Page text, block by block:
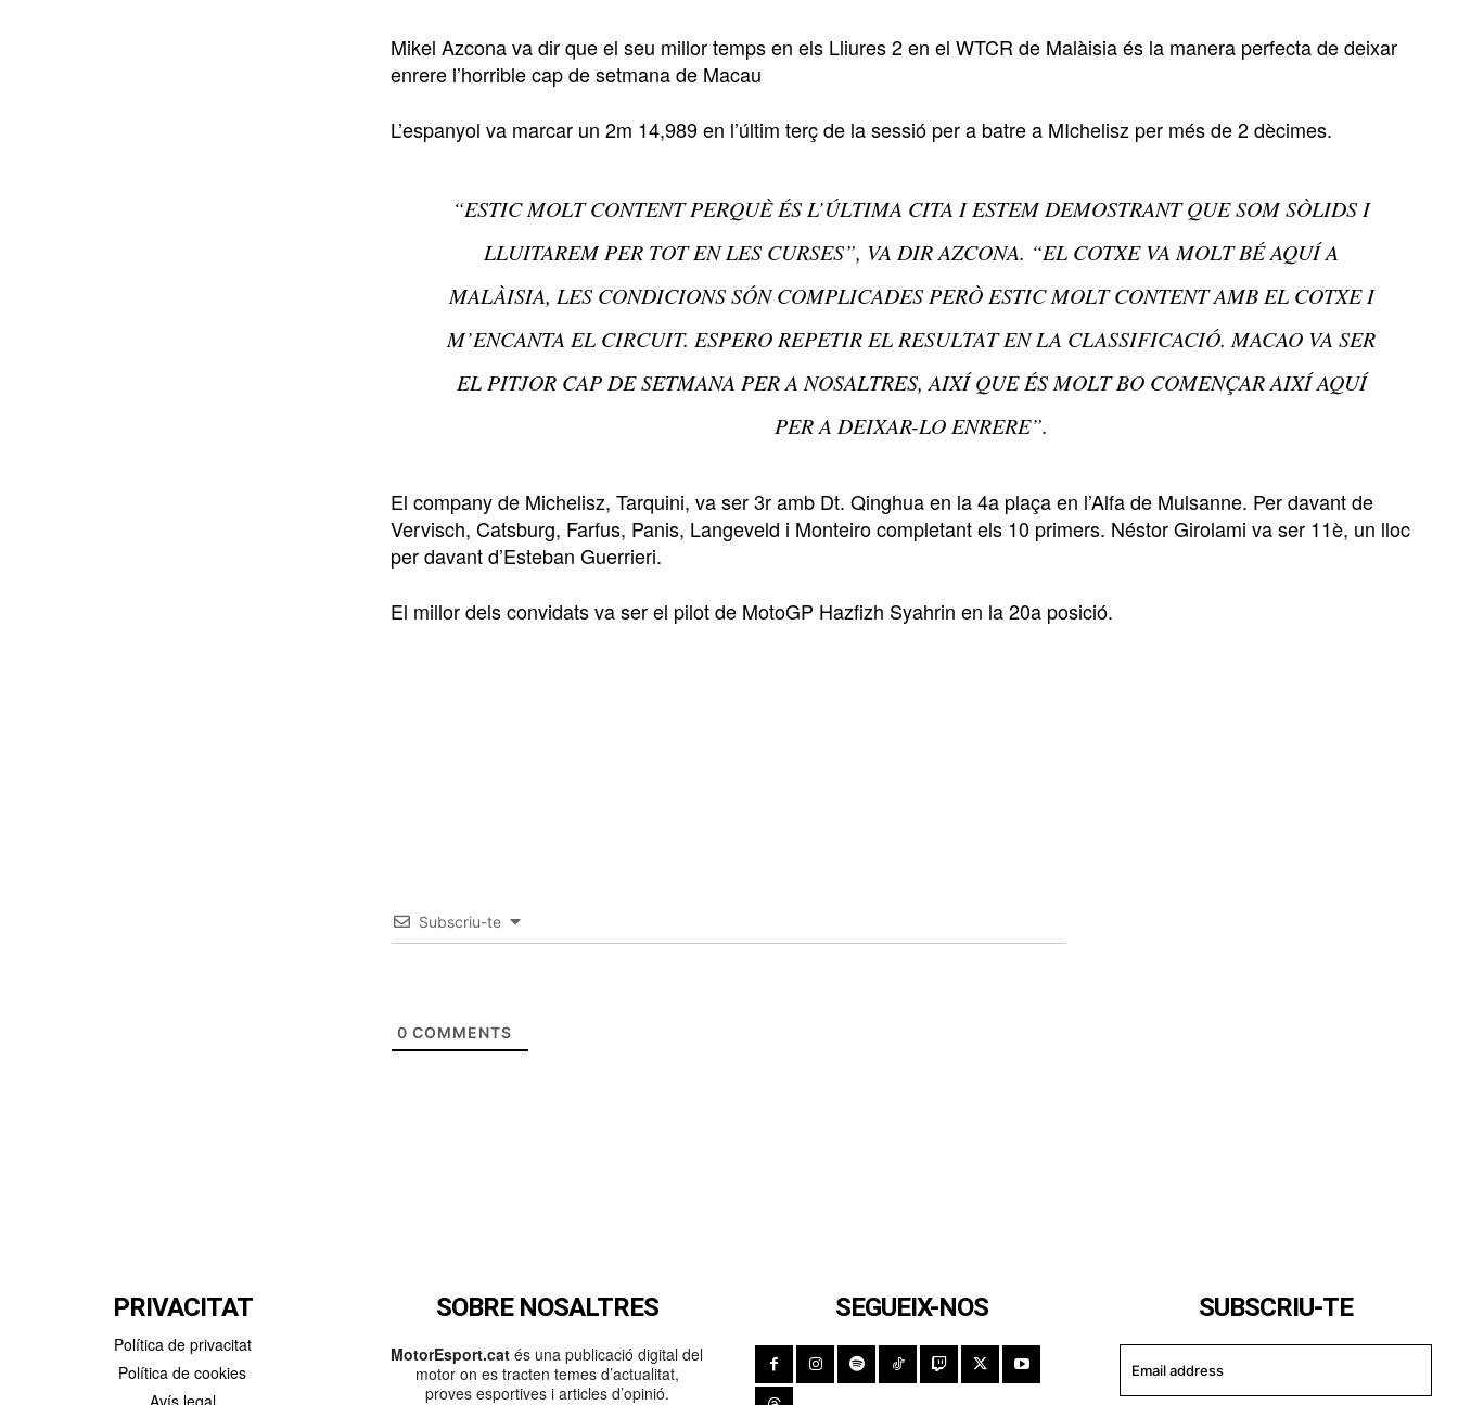
Mikel Azcona va dir que el seu millor temps en els Lliures 2 en el WTCR de Malàisia és la manera perfecta de deixar
enrere l’horrible cap de setmana de Macau
L’espanyol va marcar un 2m 14,989 en l’últim terç de la sessió per a batre a MIchelisz per més de 2 dècimes.
“ESTIC MOLT CONTENT PERQUÈ ÉS L’ÚLTIMA CITA I ESTEM DEMOSTRANT QUE SOM SÒLIDS I
LLUITAREM PER TOT EN LES CURSES”, VA DIR AZCONA. “EL COTXE VA MOLT BÉ AQUÍ A
MALÀISIA, LES CONDICIONS SÓN COMPLICADES PERÒ ESTIC MOLT CONTENT AMB EL COTXE I
M’ENCANTA EL CIRCUIT. ESPERO REPETIR EL RESULTAT EN LA CLASSIFICACIÓ. MACAO VA SER
EL PITJOR CAP DE SETMANA PER A NOSALTRES, AIXÍ QUE ÉS MOLT BO COMENÇAR AIXÍ AQUÍ
PER A DEIXAR-LO ENRERE”.
El company de Michelisz, Tarquini, va ser 3r amb Dt. Qinghua en la 4a plaça en l’Alfa de Mulsanne. Per davant de
Vervisch, Catsburg, Farfus, Panis, Langeveld i Monteiro completant els 10 primers. Néstor Girolami va ser 11è, un lloc
per davant d’Esteban Guerrieri.
El millor dels convidats va ser el pilot de MotoGP Hazfizh Syahrin en la 20a posició.
Subscriu-te
0 COMMENTS
PRIVACITAT
Política de privacitat
Política de cookies
Avís legal
SOBRE NOSALTRES
MotorEsport.cat és una publicació digital del
motor on es tracten temes d’actualitat,
proves esportives i articles d’opinió.
SEGUEIX-NOS SUBSCRIU-TE